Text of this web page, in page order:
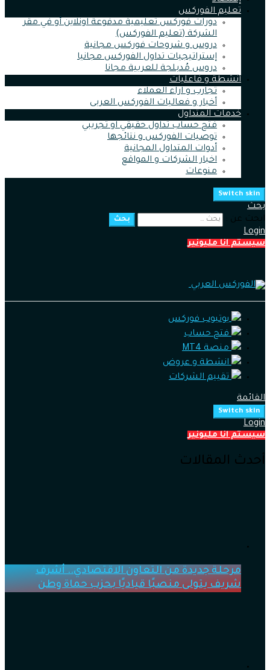
تعليم الفوركس
دورات فوركس تعليمية مدفوعة اونلاين أو في مقر
الشركة (تعليم الفوركس)
دروس و شروحات فوركس مجانية
إستراتيجيات تداول الفوركس مجانيا
دروس مُدبلجة للعربية مجانا
أنشطة و فاعليات
تجارب و اراء العملاء
أخبار و فعاليات الفوركس العربى
خدمات المتداول
فتح حساب تداول حقيقي او تجريبي
توصيات الفوركس و نتائجها
أدوات المتداول المجانية
اخبار الشركات و المواقع
منوعات
Switch skin
بحث
ابحث عن :
بحث
Login
سيستم انا مليونير
يوتيوب فوركس
فتح حساب
منصة MT4
انشطة و عروض
تقييم الشركات
القائمة
Switch skin
Login
سيستم انا مليونير
أحدث المقالات
مرحلة جديدة من التعاون الاقتصادي.. أشرف
شريف يتولى منصبًا قياديًا بحزب حماة وطن